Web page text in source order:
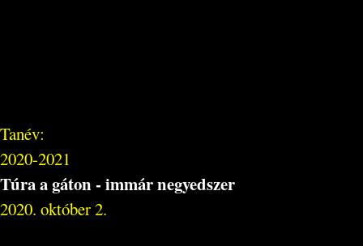
Tanév:
2020-2021
Túra a gáton - immár negyedszer
2020. október 2.